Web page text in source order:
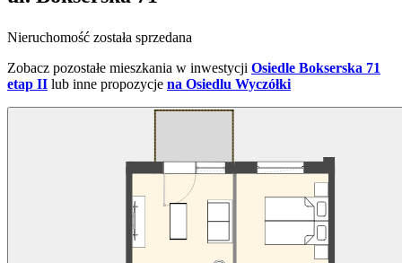
Nieruchomość została sprzedana
Zobacz pozostałe mieszkania w inwestycji Osiedle Bokserska 71
etap II lub inne propozycje na Osiedlu Wyczółki